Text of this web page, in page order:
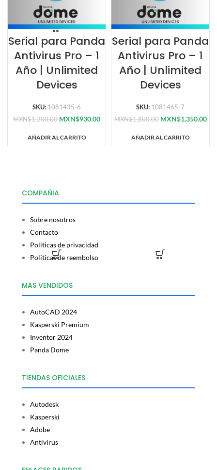
Serial para Panda
Antivirus Pro – 1
Año | Unlimited
Devices
SKU: 1081435-6
MXN$1,200.00 MXN$930.00
AÑADIR AL CARRITO
Serial para Panda
Antivirus Pro – 1
Año | Unlimited
Devices
SKU: 1081465-7
MXN$1,800.00 MXN$1,350.00
AÑADIR AL CARRITO
COMPAÑIA
Sobre nosotros
Contacto
Politicas de privacidad
Politicas de reembolso
MAS VENDIDOS
AutoCAD 2024
Kasperski Premium
Inventor 2024
Panda Dome
TIENDAS OFICIALES
Autodesk
Kasperski
Adobe
Antivirus